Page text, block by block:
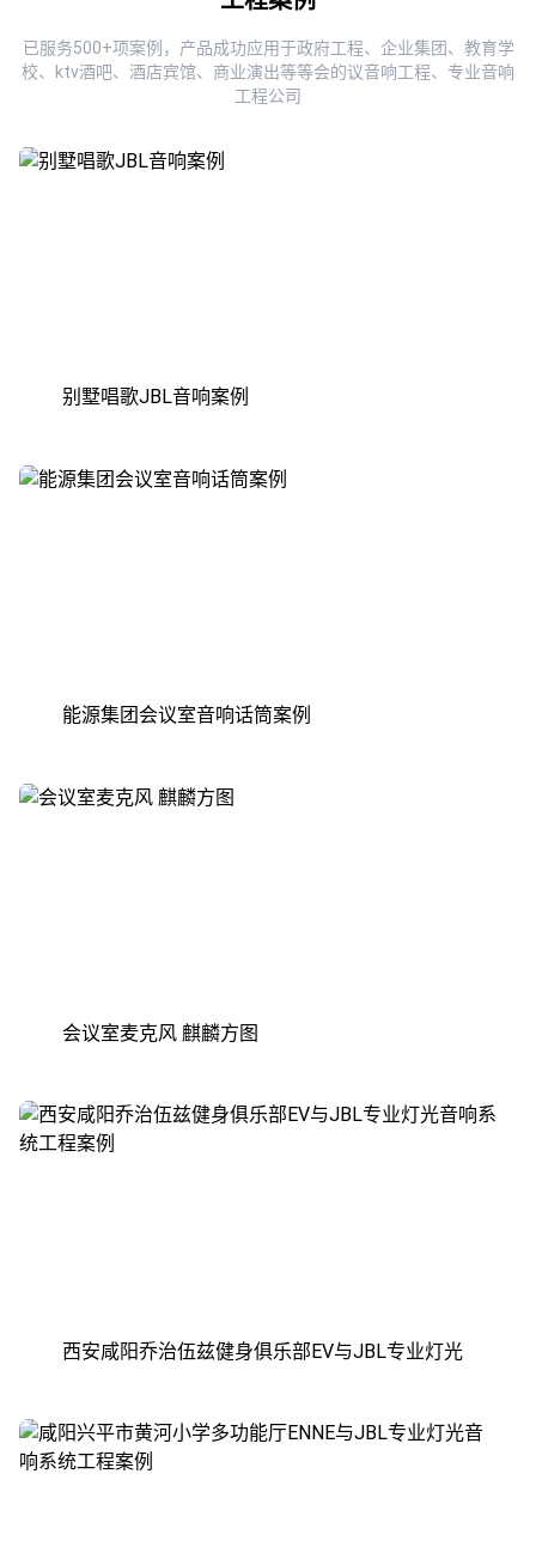
已服务500+项案例，产品成功应用于政府工程、企业集团、教育学
校、ktv酒吧、酒店宾馆、商业演出等等会的议音响工程、专业音响
工程公司
别墅唱歌JBL音响案例
能源集团会议室音响话筒案例
会议室麦克风 麒麟方图
西安咸阳乔治伍兹健身俱乐部EV与JBL专业灯光